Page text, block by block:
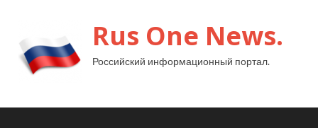
Rus One News.
Российский информационный портал.